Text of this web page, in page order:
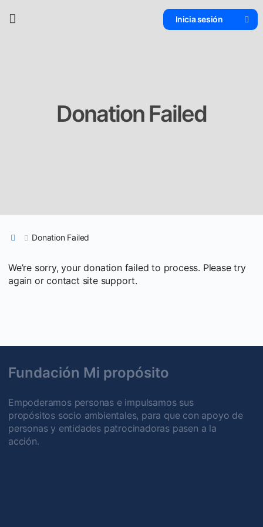
Inicia sesión
Donation Failed
Donation Failed
We’re sorry, your donation failed to process. Please try
again or contact site support.
Fundación Mi propósito
Empoderamos personas e impulsamos sus
propósitos socio ambientales, para que con apoyo de
personas y entidades patrocinadoras pasen a la
acción.